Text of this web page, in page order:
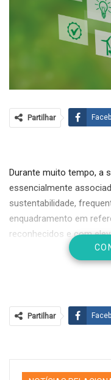
Partilhar
Durante muito tempo, a
essencialmente
sustentabilidade,
enquadramento em
reconhecidos e com
realidade resultava em
fragmentadas e, em
Mais recentemente, por
Partilhar